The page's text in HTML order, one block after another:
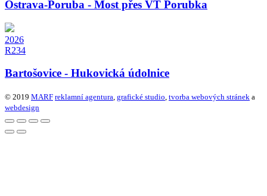
Ostrava-Poruba - Most přes VT Porubka
2026
R234
Bartošovice - Hukovická údolnice
© 2019 MARF reklamní agentura grafické studio tvorba webových stránek a
webdesign